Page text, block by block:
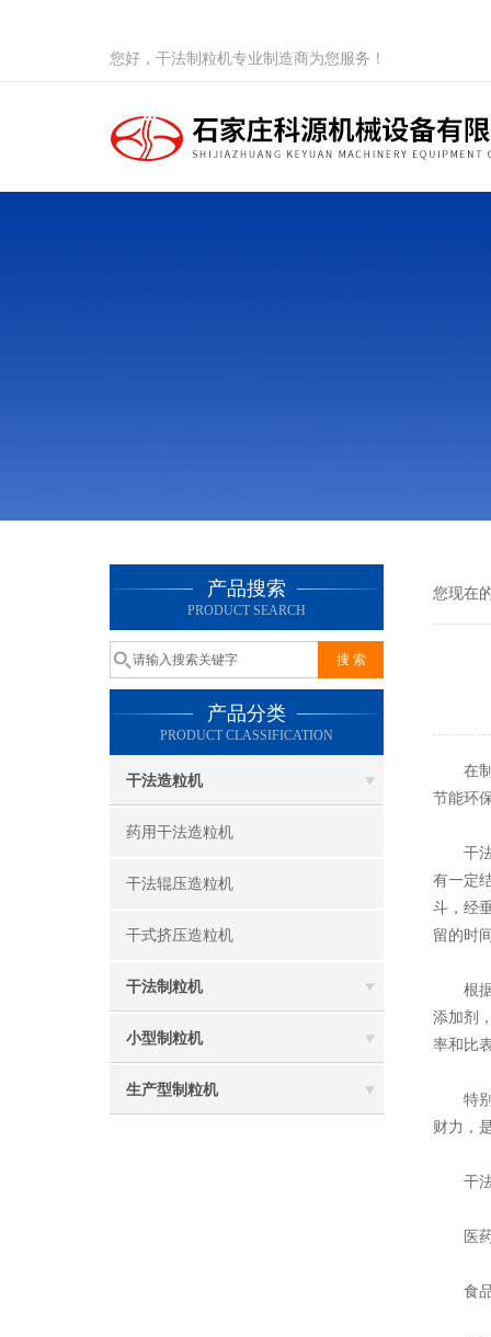
您好，干法制粒机专业制造商为您服务！
产品搜索
PRODUCT SEARCH
产品分类
PRODUCT CLASSIFICATION
干法造粒机
药用干法造粒机
干法辊压造粒机
干式挤压造粒机
干法制粒机
小型制粒机
生产型制粒机
您现在
在制
节能环
干法
有一定
斗，经
留的时
根据
添加剂
率和比
特别
财力，
干法
医药
食品